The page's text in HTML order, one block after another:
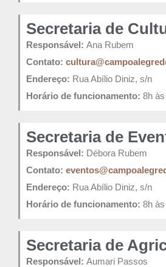
Secretaria de
Responsável: Ana Rubem
Contato:
Endereço: Rua Abílio Diniz, s/n
Horário de funcionamento: 8h
Secretaria de
Responsável: Débora Rubem
Contato:
Endereço: Rua Abílio Diniz, s/n
Horário de funcionamento: 8h
Secretaria de
Responsável: Aumari Passos